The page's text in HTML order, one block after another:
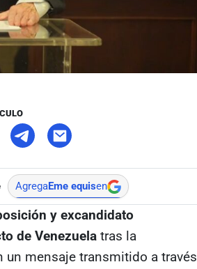
AgregaEme equisen
y excandidato
de Venezuela tras la
un mensaje transmitido a través